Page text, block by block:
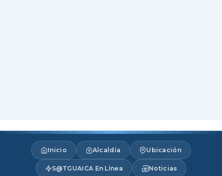
Inicio Alcaldía Ubicación
S@TGUAICA En Línea Noticias